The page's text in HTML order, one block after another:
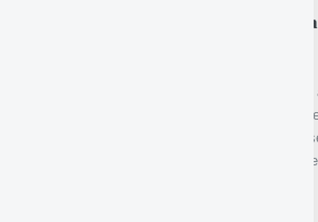
Du bist nicht mehr Wirt im
Seit 1. März bin ich nicht mehr Wirt, es heißt
und bleibt Treffpunkt für die Viktoria. Der
asiatische und deutsche Küche an und wird
auch nie auf Dauer Gastronom werden,